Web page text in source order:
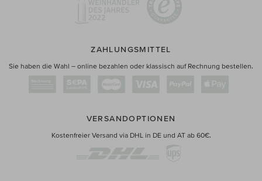
ZAHLUNGSMITTEL
Sie haben die Wahl – online bezahlen oder klassisch auf Rechnung bestellen.
VERSANDOPTIONEN
Kostenfreier Versand via DHL in DE und AT ab 60€.